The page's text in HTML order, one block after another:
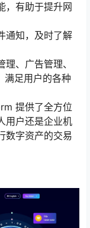
，有助于提升网
通知，及时了解
、广告管理、
满足用户的各种
提供了全方位
用户还是企业机
数字资产的交易